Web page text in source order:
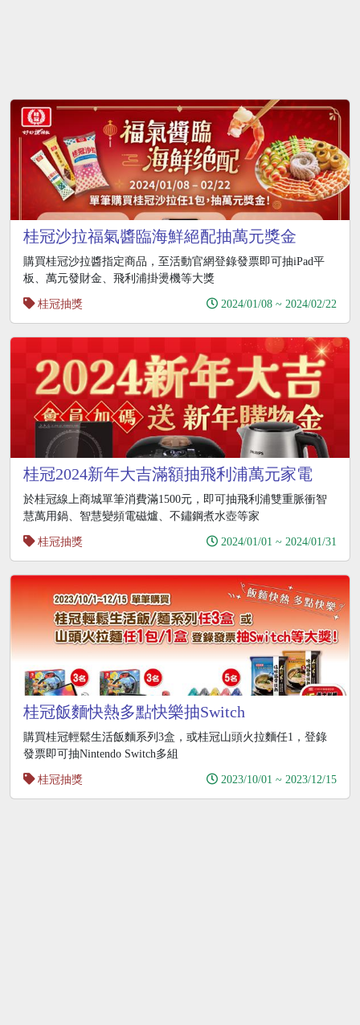
桂冠沙拉福氣醬臨海鮮絕配抽萬元獎金
購買桂冠沙拉醬指定商品，至活動官網登錄發票即可抽iPad平
板、萬元發財金、飛利浦掛燙機等大獎
桂冠抽獎
2024/01/08 ~ 2024/02/22
桂冠2024新年大吉滿額抽飛利浦萬元家電
於桂冠線上商城單筆消費滿1500元，即可抽飛利浦雙重脈衝智
慧萬用鍋、智慧變頻電磁爐、不鏽鋼煮水壺等家
桂冠抽獎
2024/01/01 ~ 2024/01/31
桂冠飯麵快熱多點快樂抽Switch
購買桂冠輕鬆生活飯麵系列3盒，或桂冠山頭火拉麵任1，登錄
發票即可抽Nintendo Switch多組
桂冠抽獎
2023/10/01 ~ 2023/12/15